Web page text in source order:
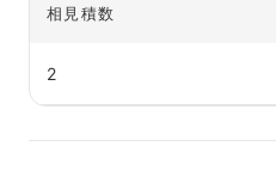
相見積数
2